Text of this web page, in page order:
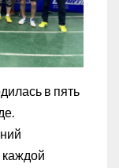
в пять
каждой